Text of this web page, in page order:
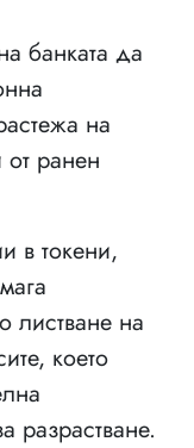
банката да
на
ранен
в токени,
листване на
което
разрастване.